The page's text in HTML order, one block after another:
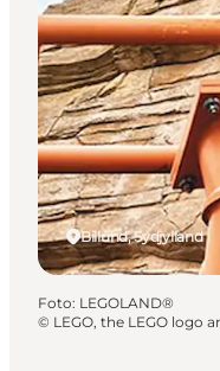
Billund, Sydjylland
Foto: LEGOLAND®
© LEGO, the LEGO logo